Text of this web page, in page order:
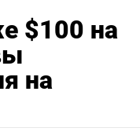
$100 на
на